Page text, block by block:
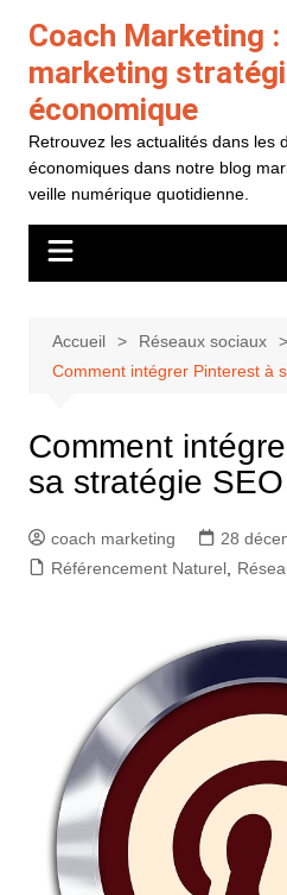
contenu
Coach Marketing
marketing
économique
Retrouvez les actualités dans les
économiques dans notre blog
veille numérique quotidienne.
Accueil
Réseaux sociaux
Comment intégrer Pinterest à
Comment
sa stratégie
coach marketing 28
Référencement Naturel,